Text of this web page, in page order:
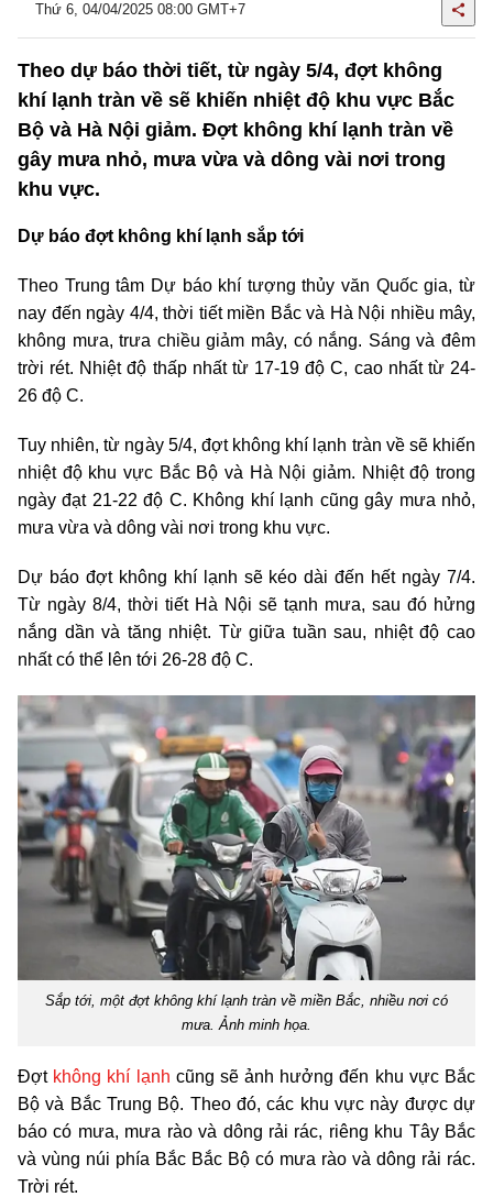
Thứ 6, 04/04/2025 08:00 GMT+7
Theo dự báo thời tiết, từ ngày 5/4, đợt không
khí lạnh tràn về sẽ khiến nhiệt độ khu vực Bắc
Bộ và Hà Nội giảm. Đợt không khí lạnh tràn về
gây mưa nhỏ, mưa vừa và dông vài nơi trong
khu vực.
Dự báo đợt không khí lạnh sắp tới
Theo Trung tâm Dự báo khí tượng thủy văn Quốc gia, từ
nay đến ngày 4/4, thời tiết miền Bắc và Hà Nội nhiều mây,
không mưa, trưa chiều giảm mây, có nắng. Sáng và đêm
trời rét. Nhiệt độ thấp nhất từ 17-19 độ C, cao nhất từ 24-
26 độ C.
Tuy nhiên, từ ngày 5/4, đợt không khí lạnh tràn về sẽ khiến
nhiệt độ khu vực Bắc Bộ và Hà Nội giảm. Nhiệt độ trong
ngày đạt 21-22 độ C. Không khí lạnh cũng gây mưa nhỏ,
mưa vừa và dông vài nơi trong khu vực.
Dự báo đợt không khí lạnh sẽ kéo dài đến hết ngày 7/4.
Từ ngày 8/4, thời tiết Hà Nội sẽ tạnh mưa, sau đó hửng
nắng dần và tăng nhiệt. Từ giữa tuần sau, nhiệt độ cao
nhất có thể lên tới 26-28 độ C.
Sắp tới, một đợt không khí lạnh tràn về miền Bắc, nhiều nơi có
mưa. Ảnh minh họa.
Đợt không khí lạnh cũng sẽ ảnh hưởng đến khu vực Bắc
Bộ và Bắc Trung Bộ. Theo đó, các khu vực này được dự
báo có mưa, mưa rào và dông rải rác, riêng khu Tây Bắc
và vùng núi phía Bắc Bắc Bộ có mưa rào và dông rải rác.
Trời rét.